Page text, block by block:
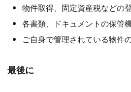
物件取得、固定資産税などの
各書類、ドキュメントの保管
ご自身で管理されている物件
最後に